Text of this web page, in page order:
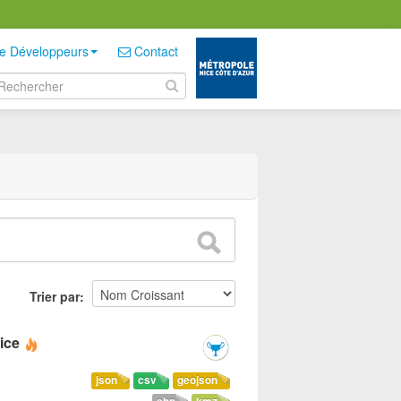
Développeurs Contact
Trier par
geojson
csv
json